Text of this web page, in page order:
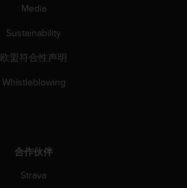
Media
Sustainability
欧盟符合性声明
Whistleblowing
合作伙伴
Strava